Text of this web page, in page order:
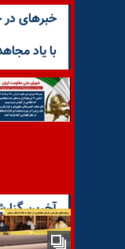
خبرهای
با یاد
آخرین